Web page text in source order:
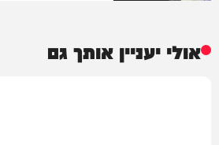
אולי יעניין אותך גם